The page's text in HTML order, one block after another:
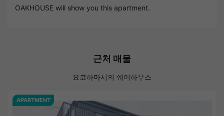
OAKHOUSE will show you this apartment.
근처 매물
요코하마시의 쉐어하우스
APARTMENT